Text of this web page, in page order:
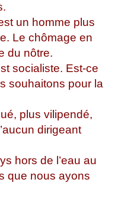
un homme plus
Le chômage en
du nôtre.
socialiste. Est-ce
souhaitons pour la
plus vilipendé,
dirigeant
hors de l’eau au
que nous ayons